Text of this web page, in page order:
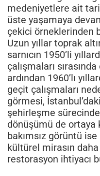
medeniyetlere ait
üste yaşamaya
çekici örneklerinden
Uzun yıllar toprak
sarnıcın 1950’li
çalışmaları
ardından 1960’lı
geçit çalışmaları
görmesi,
şehirleşme sürecinde
dönüşümü de ortaya
bakımsız görüntü
kültürel mirasın
restorasyon ihtiyacı